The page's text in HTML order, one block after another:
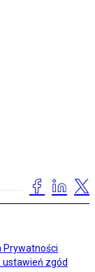
Prywatności
ustawień zgód